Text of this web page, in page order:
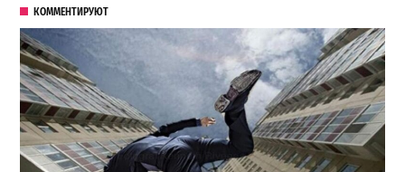
КОММЕНТИРУЮТ